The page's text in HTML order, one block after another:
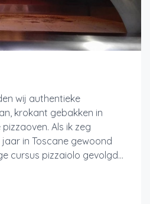
wij authentieke
krokant gebakken in
Als ik zeg
jaar in Toscane gewoond
cursus pizzaiolo gevolgd…